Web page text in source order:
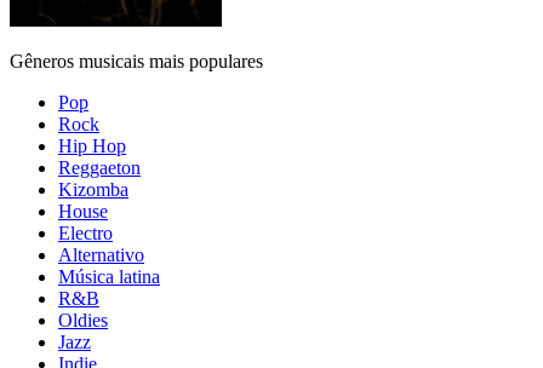
Gêneros musicais mais populares
Pop
Rock
Hip Hop
Reggaeton
Kizomba
House
Electro
Alternativo
Música latina
R&B
Oldies
Jazz